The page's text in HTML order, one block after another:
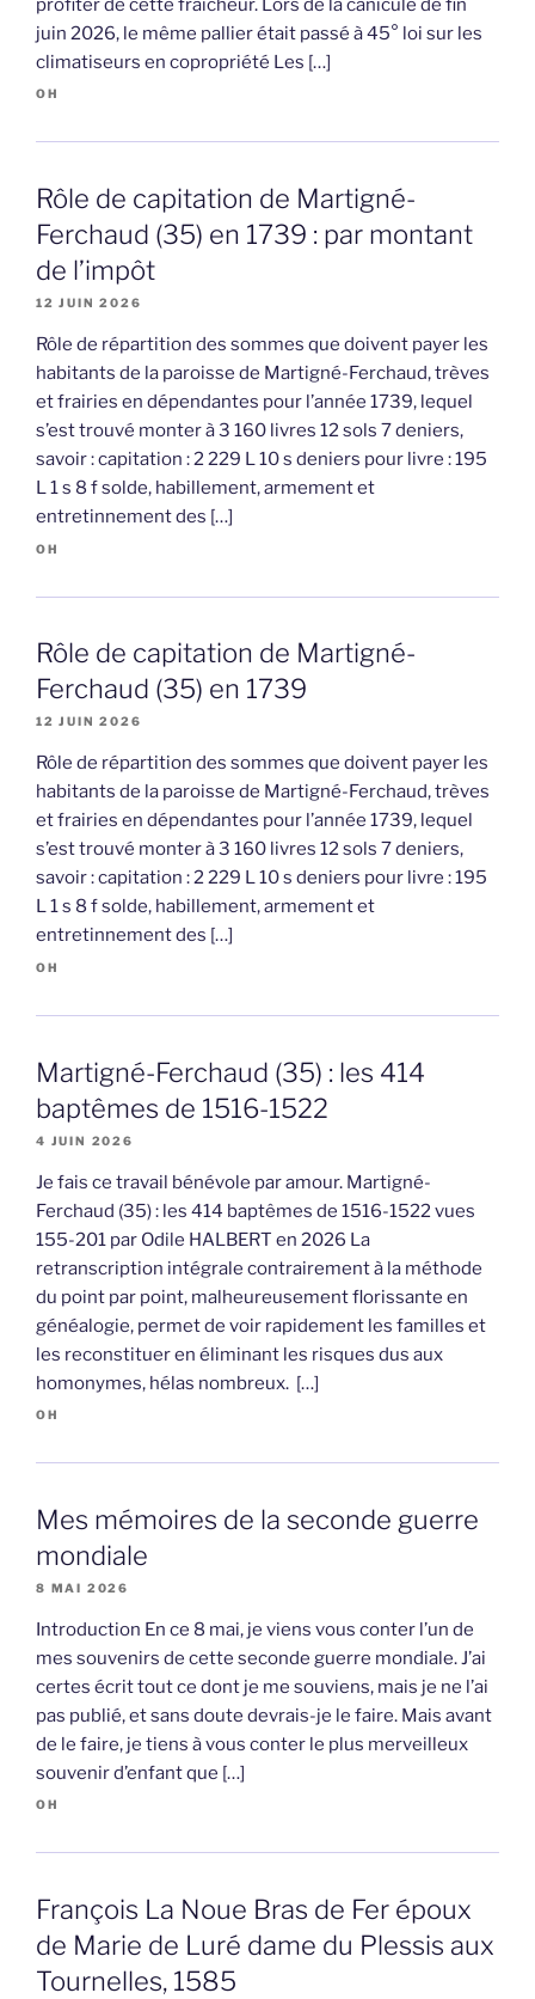
profiter de cette fraîcheur. Lors de la canicule de fin
juin 2026, le même pallier était passé à 45° loi sur les
climatiseurs en copropriété Les […]
OH
Rôle de capitation de Martigné-
Ferchaud (35) en 1739 : par montant
de l’impôt
12 JUIN 2026
Rôle de répartition des sommes que doivent payer les
habitants de la paroisse de Martigné-Ferchaud, trèves
et frairies en dépendantes pour l’année 1739, lequel
s’est trouvé monter à 3 160 livres 12 sols 7 deniers,
savoir : capitation : 2 229 L 10 s deniers pour livre : 195
L 1 s 8 f solde, habillement, armement et
entretinnement des […]
OH
Rôle de capitation de Martigné-
Ferchaud (35) en 1739
12 JUIN 2026
Rôle de répartition des sommes que doivent payer les
habitants de la paroisse de Martigné-Ferchaud, trèves
et frairies en dépendantes pour l’année 1739, lequel
s’est trouvé monter à 3 160 livres 12 sols 7 deniers,
savoir : capitation : 2 229 L 10 s deniers pour livre : 195
L 1 s 8 f solde, habillement, armement et
entretinnement des […]
OH
Martigné-Ferchaud (35) : les 414
baptêmes de 1516-1522
4 JUIN 2026
Je fais ce travail bénévole par amour. Martigné-
Ferchaud (35) : les 414 baptêmes de 1516-1522 vues
155-201 par Odile HALBERT en 2026 La
retranscription intégrale contrairement à la méthode
du point par point, malheureusement florissante en
généalogie, permet de voir rapidement les familles et
les reconstituer en éliminant les risques dus aux
homonymes, hélas nombreux. […]
OH
Mes mémoires de la seconde guerre
mondiale
8 MAI 2026
Introduction En ce 8 mai, je viens vous conter l’un de
mes souvenirs de cette seconde guerre mondiale. J’ai
certes écrit tout ce dont je me souviens, mais je ne l’ai
pas publié, et sans doute devrais-je le faire. Mais avant
de le faire, je tiens à vous conter le plus merveilleux
souvenir d’enfant que […]
OH
François La Noue Bras de Fer époux
de Marie de Luré dame du Plessis aux
Tournelles, 1585